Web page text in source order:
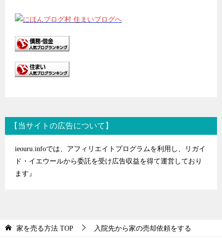
【当サイトの広告について】
ieouru.infoでは、アフィリエイトプログラムを利用し、リガイ
ド・イエウールから委託を受け広告収益を得て運営しており
ます』
家を売る方法 TOP 入院先から家の売却依頼をする